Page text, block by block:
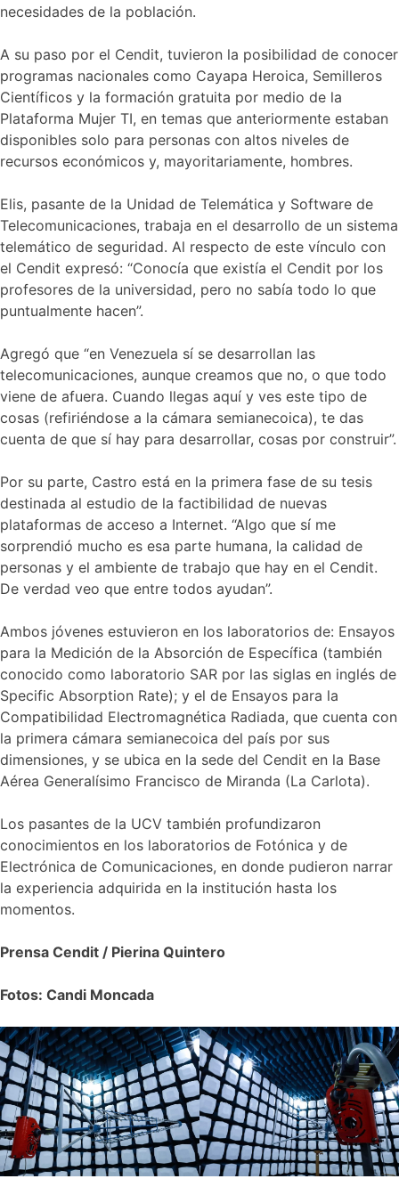
necesidades de la población.
A su paso por el Cendit, tuvieron la posibilidad de conocer
programas nacionales como Cayapa Heroica, Semilleros
Científicos y la formación gratuita por medio de la
Plataforma Mujer TI, en temas que anteriormente estaban
disponibles solo para personas con altos niveles de
recursos económicos y, mayoritariamente, hombres.
Elis, pasante de la Unidad de Telemática y Software de
Telecomunicaciones, trabaja en el desarrollo de un sistema
telemático de seguridad. Al respecto de este vínculo con
el Cendit expresó: “Conocía que existía el Cendit por los
profesores de la universidad, pero no sabía todo lo que
puntualmente hacen”.
Agregó que “en Venezuela sí se desarrollan las
telecomunicaciones, aunque creamos que no, o que todo
viene de afuera. Cuando llegas aquí y ves este tipo de
cosas (refiriéndose a la cámara semianecoica), te das
cuenta de que sí hay para desarrollar, cosas por construir”.
Por su parte, Castro está en la primera fase de su tesis
destinada al estudio de la factibilidad de nuevas
plataformas de acceso a Internet. “Algo que sí me
sorprendió mucho es esa parte humana, la calidad de
personas y el ambiente de trabajo que hay en el Cendit.
De verdad veo que entre todos ayudan”.
Ambos jóvenes estuvieron en los laboratorios de: Ensayos
para la Medición de la Absorción de Específica (también
conocido como laboratorio SAR por las siglas en inglés de
Specific Absorption Rate); y el de Ensayos para la
Compatibilidad Electromagnética Radiada, que cuenta con
la primera cámara semianecoica del país por sus
dimensiones, y se ubica en la sede del Cendit en la Base
Aérea Generalísimo Francisco de Miranda (La Carlota).
Los pasantes de la UCV también profundizaron
conocimientos en los laboratorios de Fotónica y de
Electrónica de Comunicaciones, en donde pudieron narrar
la experiencia adquirida en la institución hasta los
momentos.
Prensa Cendit / Pierina Quintero
Fotos: Candi Moncada